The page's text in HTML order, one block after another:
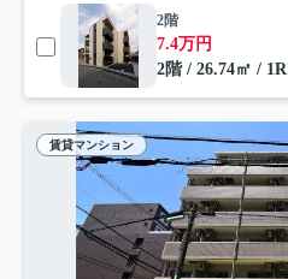
2階
7.4万円
2階 / 26.74㎡ / 1R
賃貸マンション